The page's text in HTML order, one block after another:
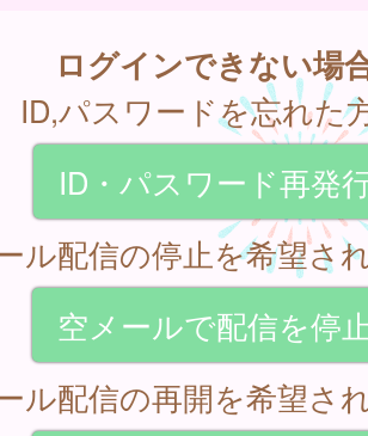
ログインできない場
ID,パスワードを忘れた
ID・パスワード再発
ル配信の停止を希望さ
空メールで配信を停
ル配信の再開を希望さ